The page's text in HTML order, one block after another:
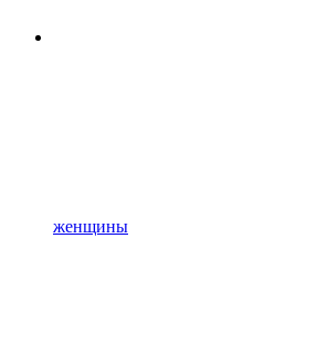
женщины